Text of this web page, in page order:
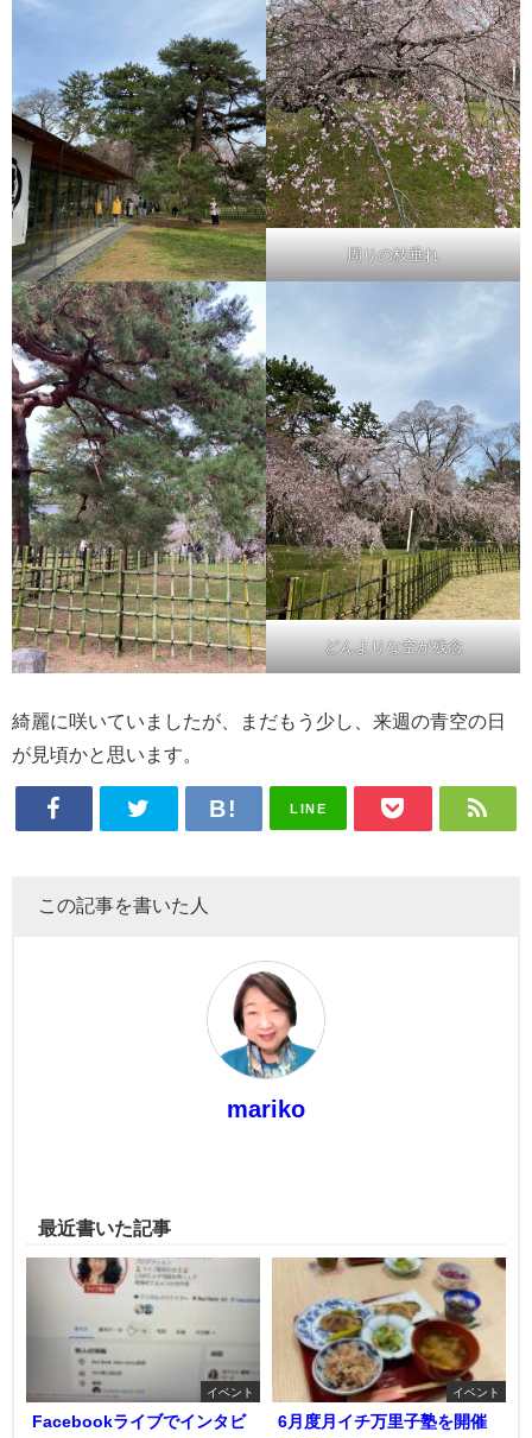
周りの枝垂れ
どんよりな空が残念
綺麗に咲いていましたが、まだもう少し、来週の青空の日
が見頃かと思います。
LINE
この記事を書いた人
mariko
最近書いた記事
イベント
Facebookライブでインタビ
イベント
6月度月イチ万里子塾を開催